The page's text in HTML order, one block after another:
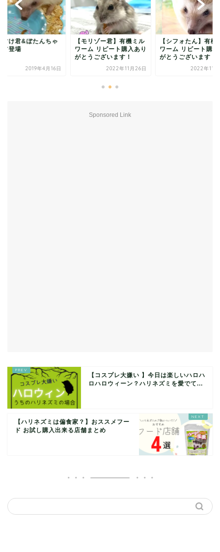
【モリゾー君】有機ミル
ワーム リピート購入あり
2022年11月26日
【シフォたん】有機ミル
ワーム リピート購入あり
がとうございます！
2022年11月22日
グーすけ君&
んペア登場
Sponsored Link
【コスプレ大嫌い 】今日は楽しいハロハ
ロハロウィーン？ハリネズミを愛でて...
【ハリネズミは偏食家？】おススメフー
ド お試し購入出来る店舗まとめ